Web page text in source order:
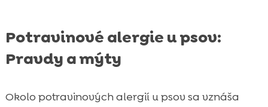
Potravinové alergie u psov:
Pravdy a mýty
Okolo potravinových alergií u psov sa vznáša